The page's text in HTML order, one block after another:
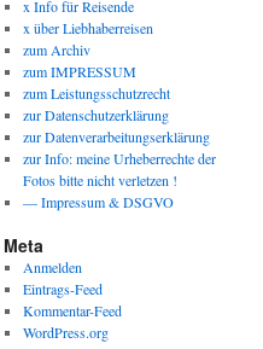
x Info für Reisende
x über Liebhaberreisen
zum Archiv
zum IMPRESSUM
zum Leistungsschutzrecht
zur Datenschutzerklärung
zur Datenverarbeitungserklärung
zur Info: meine Urheberrechte der
Fotos bitte nicht verletzen !
— Impressum & DSGVO
Meta
Anmelden
Eintrags-Feed
Kommentar-Feed
WordPress.org